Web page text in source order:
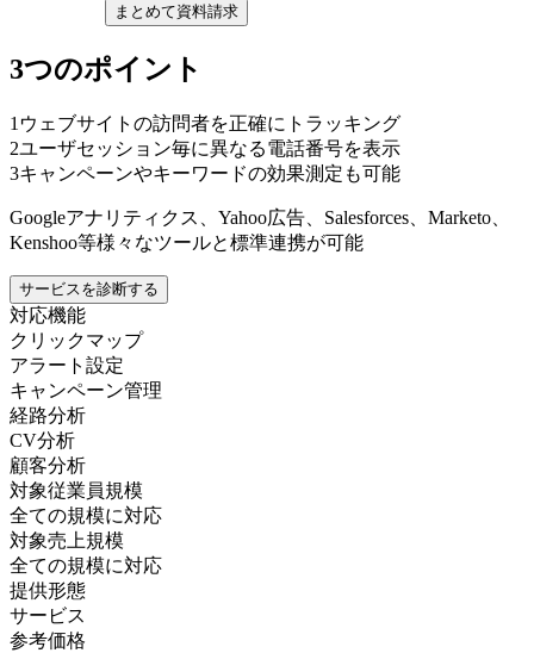
まとめて資料請求
3つのポイント
1 ウェブサイトの訪問者を正確にトラッキング
2ユーザセッション毎に異なる電話番号を表示
3キャンペーンやキーワードの効果測定も可能
Googleアナリティクス、Yahoo広告、Salesforces、Marketo、
Kenshoo等様々なツールと標準連携が可能
サービスを診断する
対応機能
クリックマップ
アラート設定
キャンペーン管理
経路分析
CV分析
顧客分析
対象従業員規模
全ての規模に対応
対象売上規模
全ての規模に対応
提供形態
サービス
参考価格